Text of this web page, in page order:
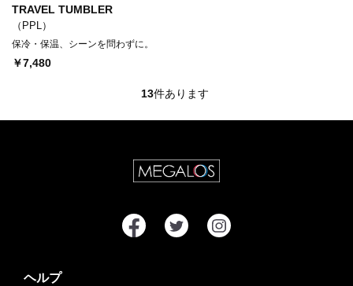
TRAVEL TUMBLER
（PPL）
保冷・保温、シーンを問わずに。
￥7,480
13件あります
ヘルプ